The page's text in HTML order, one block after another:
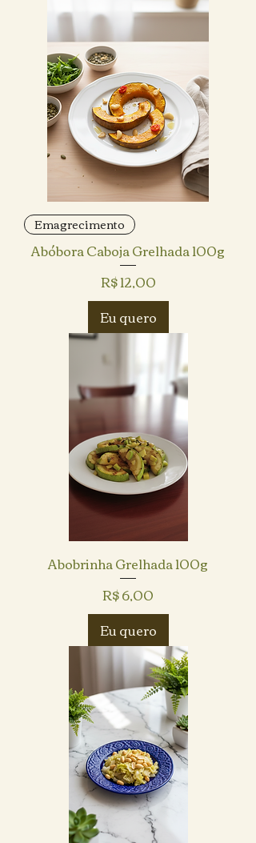
Emagrecimento
Abóbora Caboja Grelhada 100g
Preço
R$ 12,00
Eu quero
Abobrinha Grelhada 100g
Preço
R$ 6,00
Eu quero